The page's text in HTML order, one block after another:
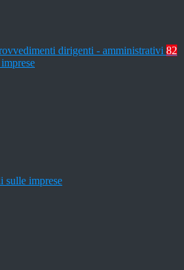
dirigenti - amministrativi 82
sulle imprese